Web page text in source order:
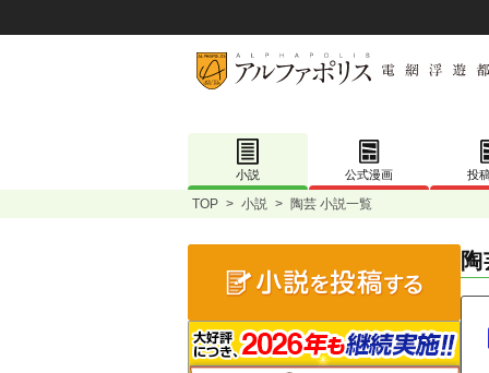
小説 公式漫画 投
TOP > 小説 > 陶芸 小説一覧